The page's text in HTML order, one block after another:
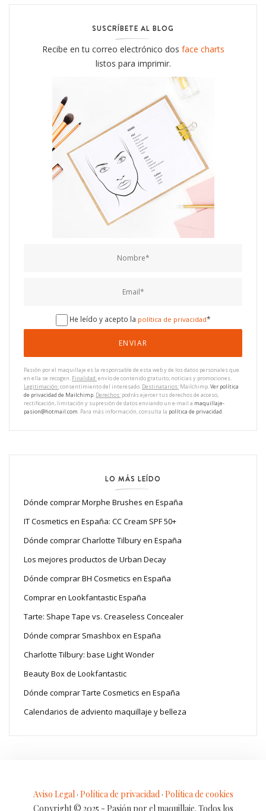
SUSCRÍBETE AL BLOG
Recibe en tu correo electrónico dos face charts
listos para imprimir.
He leído y acepto la política de privacidad*
Pasión por el maquillaje es la responsable de esta web y de los datos personales que
en ella se recogen. Finalidad:envío de contenido gratuito, noticias y promociones.
Legitimación:consentimiento del interesado. Destinatarios: Mailchimp.Ver política
de privacidad de Mailchimp. Derechos: podrás ejercer tus derechos de acceso,
rectificación, limitación y supresión de datos enviando un e-mail a maquillaje-
pasion@hotmail.com. Para más información, consulta la política de privacidad.
LO MÁS LEÍDO
Dónde comprar Morphe Brushes en España
IT Cosmetics en España: CC Cream SPF 50+
Dónde comprar Charlotte Tilbury en España
Los mejores productos de Urban Decay
Dónde comprar BH Cosmetics en España
Comprar en Lookfantastic España
Tarte: Shape Tape vs. Creaseless Concealer
Dónde comprar Smashbox en España
Charlotte Tilbury: base Light Wonder
Beauty Box de Lookfantastic
Dónde comprar Tarte Cosmetics en España
Calendarios de adviento maquillaje y belleza
Aviso Legal· Política de privacidad· Política de cookies
Copyright © 2025 - Pasión por el maquillaje. Todos los